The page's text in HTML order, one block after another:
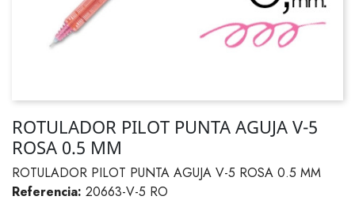
ROTULADOR PILOT PUNTA AGUJA V-5
ROSA 0.5 MM
ROTULADOR PILOT PUNTA AGUJA V-5 ROSA 0.5 MM
Referencia: 20663-V-5 RO